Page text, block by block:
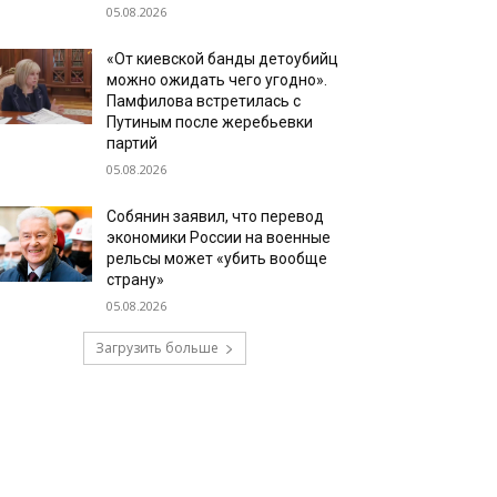
05.08.2026
«От киевской банды детоубийц
можно ожидать чего угодно».
Памфилова встретилась с
Путиным после жеребьевки
партий
05.08.2026
Собянин заявил, что перевод
экономики России на военные
рельсы может «убить вообще
страну»
05.08.2026
Загрузить больше